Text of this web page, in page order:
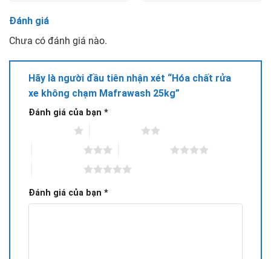
Đánh giá
Chưa có đánh giá nào.
Hãy là người đầu tiên nhận xét “Hóa chất rửa
xe không chạm Mafrawash 25kg”
Đánh giá của bạn *
Đánh giá của bạn *